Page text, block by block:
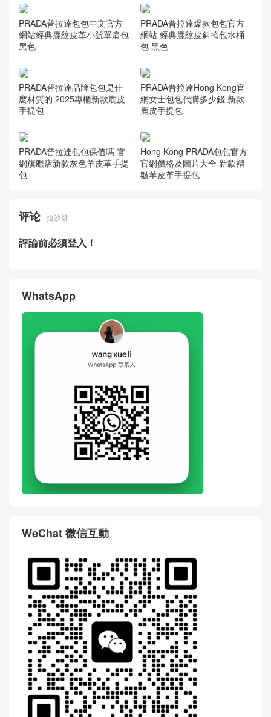
PRADA普拉達包包中文官方
網站經典鹿紋皮革小號單肩包
黑色
PRADA普拉達爆款包包官方
網站 經典鹿紋皮斜挎包水桶
包 黑色
PRADA普拉達品牌包包是什
麽材質的 2025專櫃新款鹿皮
手提包
PRADA普拉達Hong Kong官
網女士包包代購多少錢 新款
鹿皮手提包
PRADA普拉達包包保值嗎 官
網旗艦店新款灰色羊皮革手提
包
Hong Kong PRADA包包官方
官網價格及圖片大全 新款褶
皺羊皮革手提包
评论 搶沙發
評論前必須登入！
WhatsApp
WeChat 微信互動